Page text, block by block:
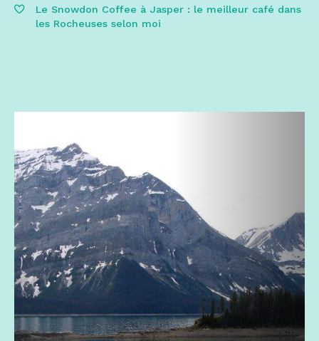
Le Snowdon Coffee à Jasper : le meilleur café dans
les Rocheuses selon moi